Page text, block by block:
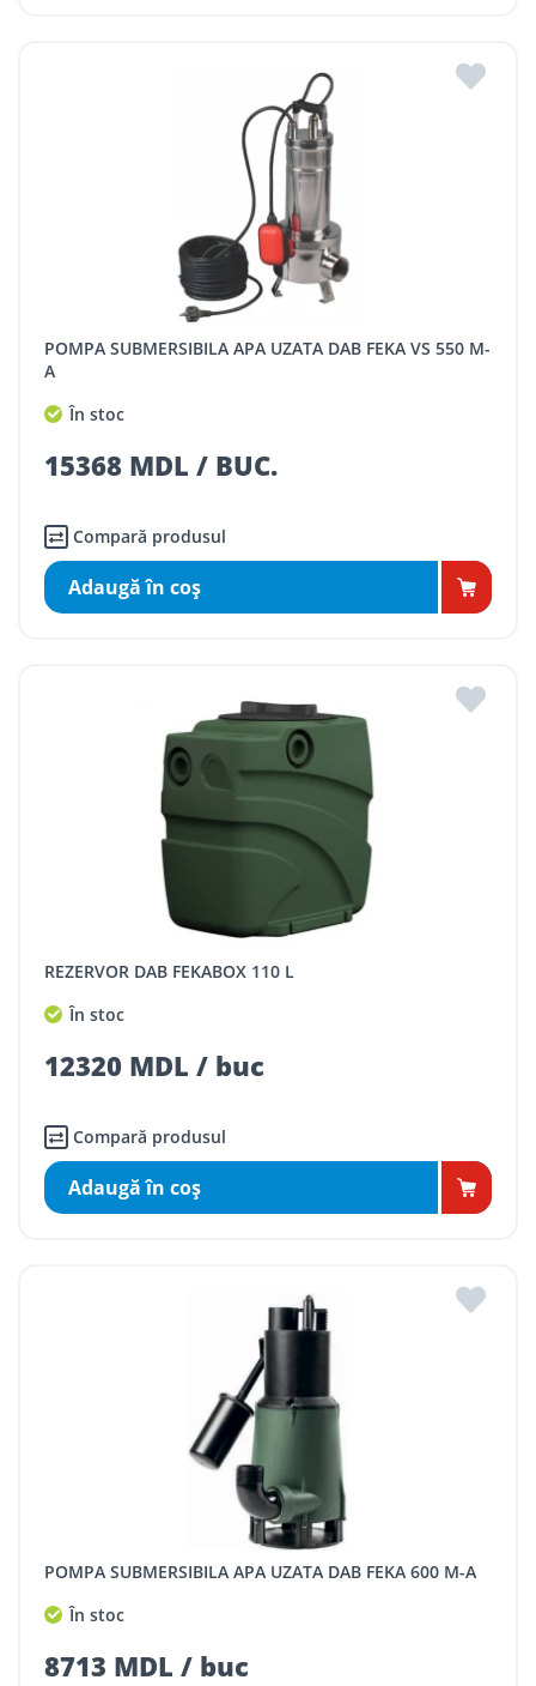
POMPA SUBMERSIBILA APA UZATA DAB FEKA VS 550 M-
A
În stoc
15368 MDL / BUC.
Compară produsul
Adaugă în coş
REZERVOR DAB FEKABOX 110 L
În stoc
12320 MDL / buc
Compară produsul
Adaugă în coş
POMPA SUBMERSIBILA APA UZATA DAB FEKA 600 M-A
În stoc
8713 MDL / buc